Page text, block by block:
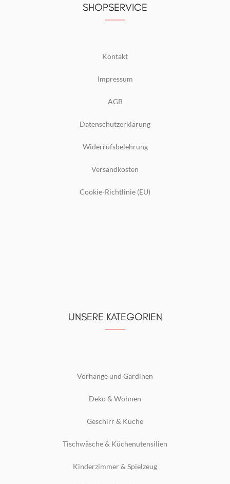
SHOPSERVICE
Kontakt
Impressum
AGB
Datenschutzerklärung
Widerrufsbelehrung
Versandkosten
Cookie-Richtlinie (EU)
UNSERE KATEGORIEN
Vorhänge und Gardinen
Deko & Wohnen
Geschirr & Küche
Tischwäsche & Küchenutensilien
Kinderzimmer & Spielzeug